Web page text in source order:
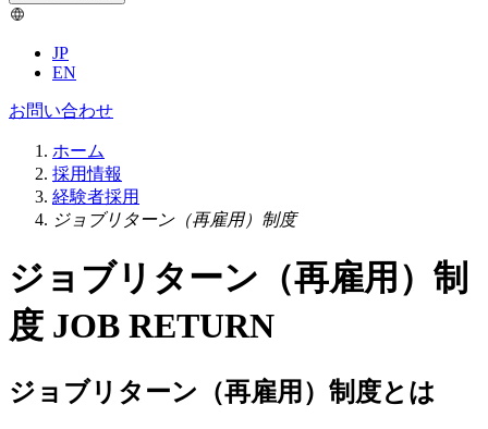
JP
EN
お問い合わせ
ホーム
採用情報
経験者採用
ジョブリターン（再雇用）制度
ジョブリターン（再雇用）制
度 JOB RETURN
ジョブリターン（再雇用）制度とは